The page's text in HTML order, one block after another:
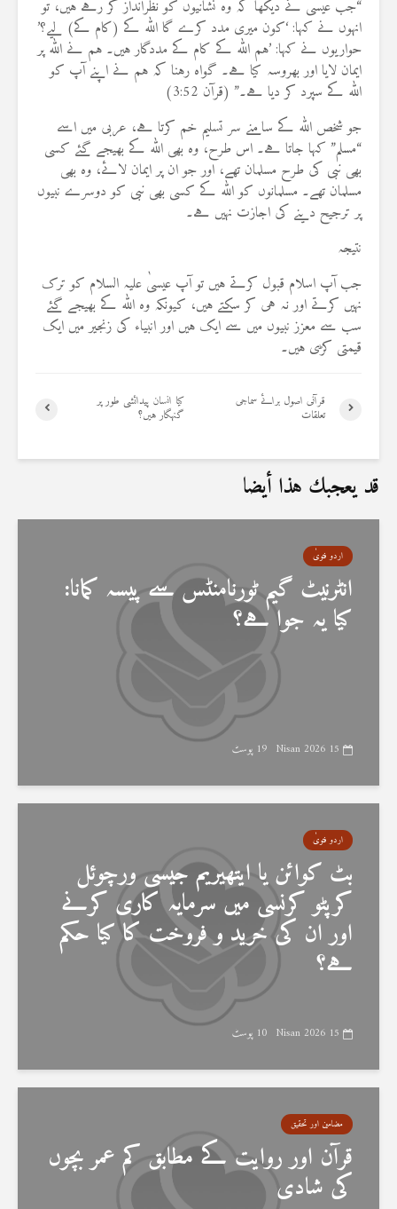
“جب عیسیٰ نے دیکھا کہ وہ نشانیوں کو نظرانداز کر رہے ہیں، تو
انہوں نے کہا: ‘کون میری مدد کرے گا اللہ کے (کام کے) لیے؟’
حواریوں نے کہا: ’ہم اللہ کے کام کے مددگار ہیں۔ ہم نے اللہ پر
ایمان لایا اور بھروسہ کیا ہے۔ گواہ رہنا کہ ہم نے اپنے آپ کو
اللہ کے سپرد کر دیا ہے۔” (قرآن 3:52)
جو شخص اللہ کے سامنے سر تسلیم خم کرتا ہے، عربی میں اسے
“مسلم” کہا جاتا ہے۔ اس طرح، وہ بھی اللہ کے بھیجے گئے کسی
بھی نبی کی طرح مسلمان تھے، اور جو ان پر ایمان لائے، وہ بھی
مسلمان تھے۔ مسلمانوں کو اللہ کے کسی بھی نبی کو دوسرے نبیوں
پر ترجیح دینے کی اجازت نہیں ہے۔
نتیجہ
جب آپ اسلام قبول کرتے ہیں تو آپ عیسیٰ علیہ السلام کو ترک
نہیں کرتے اور نہ ہی کر سکتے ہیں، کیونکہ وہ اللہ کے بھیجے گئے
سب سے معزز نبیوں میں سے ایک ہیں اور انبیاء کی زنجیر میں ایک
قیمتی کڑی ہیں۔
کیا انسان پیدائشی طور پر
گنہگار ہیں؟
قرآنی اصول برائے سماجی
تعلقات
قد يعجبك هذا أيضا
اردو فتویٰ
انٹرنیٹ گیم ٹورنامنٹس سے پیسہ کمانا:
کیا یہ جوا ہے؟
15 Nisan 2026 19 پوسٹ
اردو فتویٰ
بٹ کوائن یا ایتھیریم جیسی ورچوئل
کرپٹو کرنسی میں سرمایہ کاری کرنے
اور ان کی خرید و فروخت کا کیا حکم
ہے؟
15 Nisan 2026 10 پوسٹ
مضامین اور تحقیق
قرآن اور روایت کے مطابق کم عمر بچوں
کی شادی